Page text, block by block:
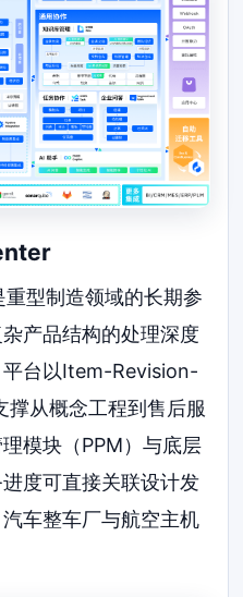
型制造领域的长期参
产品结构的处理深度
台以Item-Revision-
撑从概念工程到售后服
模块（PPM）与底层
度可直接关联设计发
车整车厂与航空主机